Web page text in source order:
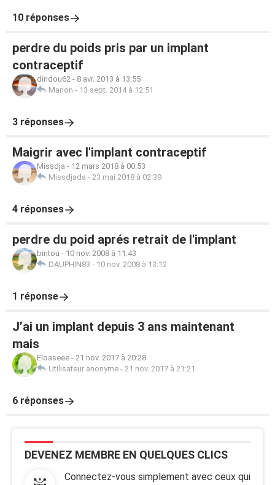
10 réponses
perdre du poids pris par un implant
contraceptif
dindou62 - 8 avr. 2013 à 13:55
Manon - 13 sept. 2014 à 12:51
3 réponses
Maigrir avec l'implant contraceptif
Missdja - 12 mars 2018 à 00:53
Missdjada - 23 mai 2018 à 02:39
4 réponses
perdre du poid aprés retrait de l'implant
bintou - 10 nov. 2008 à 11:43
DAUPHIN83 - 10 nov. 2008 à 13:12
1 réponse
J’ai un implant depuis 3 ans maintenant
mais
Eloaseee - 21 nov. 2017 à 20:28
Utilisateur anonyme - 21 nov. 2017 à 21:21
6 réponses
DEVENEZ MEMBRE EN QUELQUES CLICS
Connectez-vous simplement avec ceux qui